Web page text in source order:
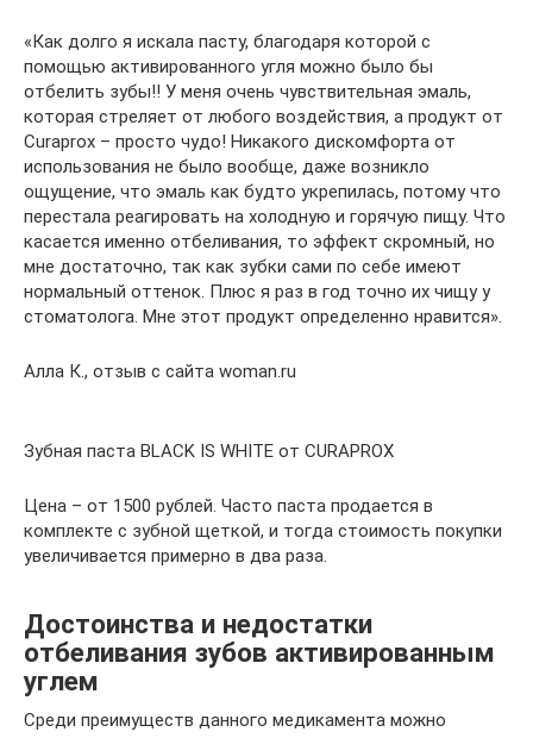
«Как долго я искала пасту, благодаря которой с
помощью активированного угля можно было бы
отбелить зубы!! У меня очень чувствительная эмаль,
которая стреляет от любого воздействия, а продукт от
Curaprox – просто чудо! Никакого дискомфорта от
использования не было вообще, даже возникло
ощущение, что эмаль как будто укрепилась, потому что
перестала реагировать на холодную и горячую пищу. Что
касается именно отбеливания, то эффект скромный, но
мне достаточно, так как зубки сами по себе имеют
нормальный оттенок. Плюс я раз в год точно их чищу у
стоматолога. Мне этот продукт определенно нравится».
Алла К., отзыв с сайта woman.ru
Зубная паста BLACK IS WHITE от CURAPROX
Цена – от 1500 рублей. Часто паста продается в
комплекте с зубной щеткой, и тогда стоимость покупки
увеличивается примерно в два раза.
Достоинства и недостатки
отбеливания зубов активированным
углем
Среди преимуществ данного медикамента можно